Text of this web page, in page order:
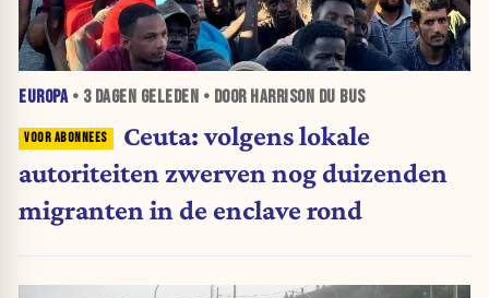
EUROPA• 3 DAGEN GELEDEN • DOOR HARRISON DU BUS
Ceuta: volgens lokale
autoriteiten zwerven nog duizenden
migranten in de enclave rond